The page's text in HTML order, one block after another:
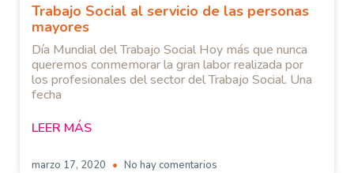
Trabajo Social al servicio de las personas
mayores
Día Mundial del Trabajo Social Hoy más que nunca
queremos conmemorar la gran labor realizada por
los profesionales del sector del Trabajo Social. Una
fecha
LEER MÁS
marzo 17, 2020 No hay comentarios